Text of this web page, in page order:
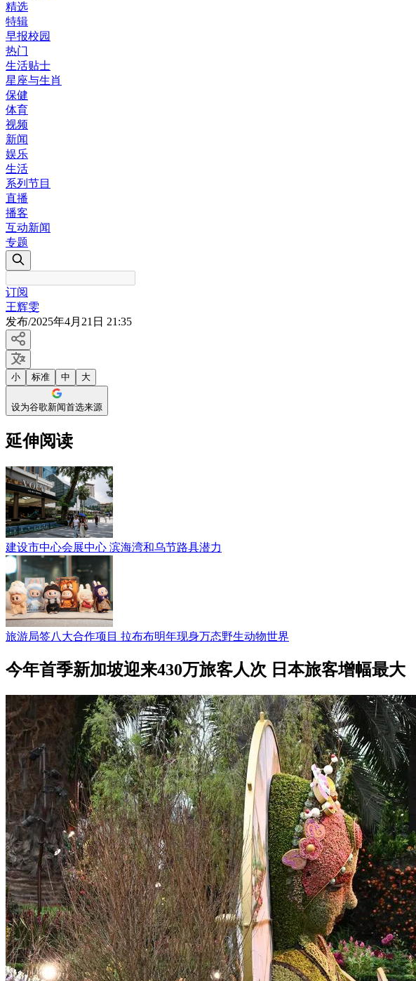
精选
特辑
早报校园
热门
生活贴士
星座与生肖
保健
体育
视频
新闻
娱乐
生活
系列节目
直播
播客
互动新闻
专题
订阅
王辉雯
发布/2025年4月21日 21:35
小 标准 中 大
设为谷歌新闻首选来源
延伸阅读
建设市中心会展中心 滨海湾和乌节路具潜力
旅游局签八大合作项目 拉布布明年现身万态野生动物世界
今年首季新加坡迎来430万旅客人次 日本旅客增幅最大